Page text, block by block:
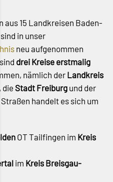
aus 15 Landkreisen Baden-
in unser
neu aufgenommen
drei Kreise erstmalig
nämlich der Landkreis
, die Stadt Freiburg und der
Straßen handelt es sich um
OT Tailfingen im Kreis
im Kreis Breisgau-